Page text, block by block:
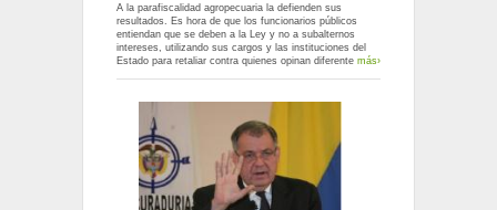
A la parafiscalidad agropecuaria la defienden sus
resultados. Es hora de que los funcionarios públicos
entiendan que se deben a la Ley y no a subalternos
intereses, utilizando sus cargos y las instituciones del
Estado para retaliar contra quienes opinan diferente más›